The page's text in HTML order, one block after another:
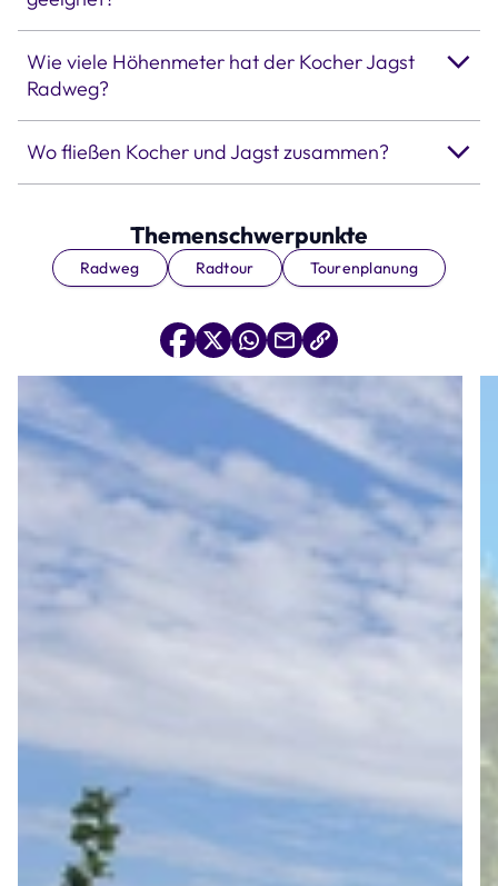
Wie viele Höhenmeter hat der Kocher Jagst
Radweg?
Wo fließen Kocher und Jagst zusammen?
Themenschwerpunkte
Radweg Radtour Tourenplanung